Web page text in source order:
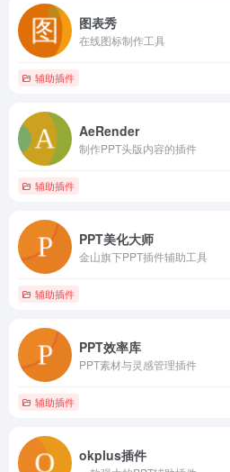
图表秀
在线图标制作工具
辅助插件
AeRender
制作PPT头版内容的插件
辅助插件
PPT美化大师
金山旗下PPT插件辅助工具
辅助插件
PPT效率库
PPT素材与灵感管理插件
辅助插件
okplus插件